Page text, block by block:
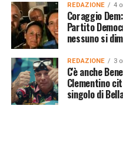
REDAZIONE 4
Coraggio
Partito
nessuno si
REDAZIONE 3
C'è anche
Clementino
singolo di